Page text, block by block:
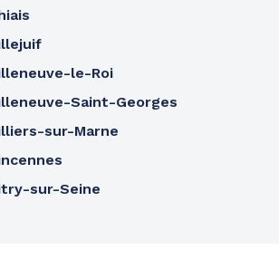
le-Roi
Saint-Georges
sur-Marne
sur-Seine